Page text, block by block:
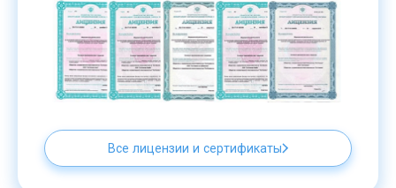
Все лицензии и сертификаты